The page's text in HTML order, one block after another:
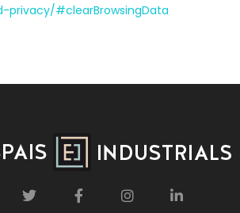
#clearBrowsingData